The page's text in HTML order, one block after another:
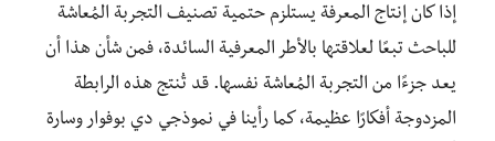
إذا كان إنتاج المعرفة يستلزم حتمية تصنيف التجربة المُعاشة
للباحث تبعًا لعلاقتها بالأطر المعرفية السائدة، فمن شأن هذا أن
يعد جزءًا من التجربة المُعاشة نفسها. قد تُنتج هذه الرابطة
المزدوجة أفكارًا عظيمة، كما رأينا في نموذجي دي بوفوار وسارة